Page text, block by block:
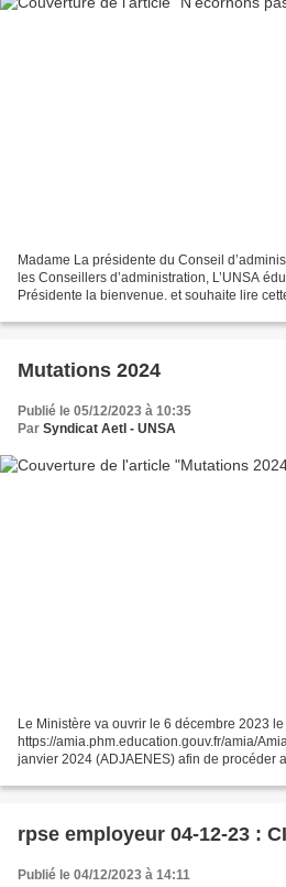
Madame La présidente du Conseil
les Conseillers d’administration, L’UNSA
Présidente la bienvenue. et souhaite lire
Mutations 2024
Publié le 05/12/2023 à 10:35
Par Syndicat AetI - UNSA
Le Ministère va ouvrir le 6 décembre 2023
https://amia.phm.education.gouv.fr/amia/
janvier 2024 (ADJAENES) afin de procéder
rpse employeur 04-12-23 :
Publié le 04/12/2023 à 14:11